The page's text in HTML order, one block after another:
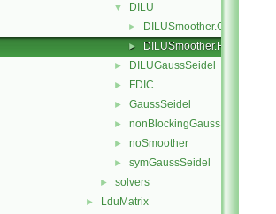
▼ DILU
► DILUSmoother.C
► DILUSmoother.H
► DILUGaussSeidel
► FDIC
► GaussSeidel
► nonBlockingGaussSeidel
► noSmoother
► symGaussSeidel
► solvers
► LduMatrix